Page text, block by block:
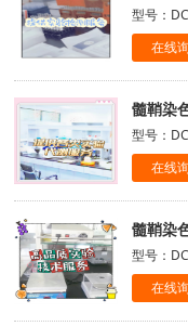
型号：
在线
髓鞘染
型号：
在线
髓鞘染
型号：
在线